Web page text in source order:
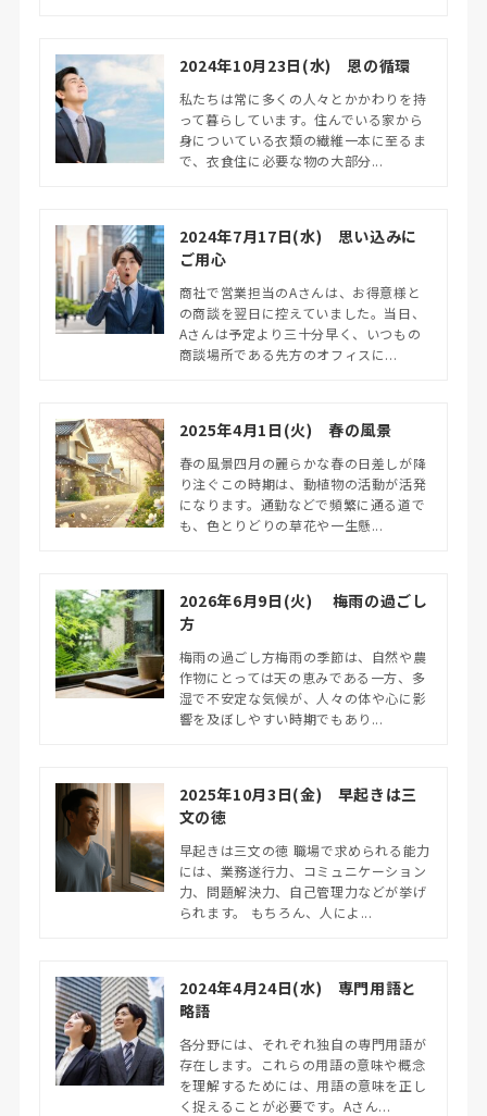
2024年10月23日(水) 恩の循環
私たちは常に多くの人々とかかわりを持
って暮らしています。住んでいる家から
身についている衣類の繊維一本に至るま
で、衣食住に必要な物の大部分...
2024年7月17日(水) 思い込みに
ご用心
商社で営業担当のAさんは、お得意様と
の商談を翌日に控えていました。当日、
Aさんは予定より三十分早く、いつもの
商談場所である先方のオフィスに...
2025年4月1日(火) 春の風景
春の風景四月の麗らかな春の日差しが降
り注ぐこの時期は、動植物の活動が活発
になります。通勤などで頻繁に通る道で
も、色とりどりの草花や一生懸...
2026年6月9日(火) 梅雨の過ごし
方
梅雨の過ごし方梅雨の季節は、自然や農
作物にとっては天の恵みである一方、多
湿で不安定な気候が、人々の体や心に影
響を及ぼしやすい時期でもあり...
2025年10月3日(金) 早起きは三
文の徳
早起きは三文の徳 職場で求められる能力
には、業務遂行力、コミュニケーション
力、問題解決力、自己管理力などが挙げ
られます。 もちろん、人によ...
2024年4月24日(水) 専門用語と
略語
各分野には、それぞれ独自の専門用語が
存在します。これらの用語の意味や概念
を理解するためには、用語の意味を正し
く捉えることが必要です。Aさん...